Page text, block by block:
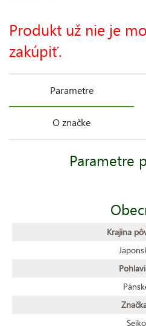
Produkt už nie je
zakúpiť.
Parametre
O značke
Parametre
Krajina
Seiko